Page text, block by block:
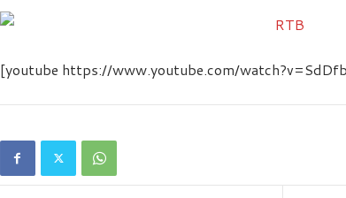
[youtube https://www.youtube.com/